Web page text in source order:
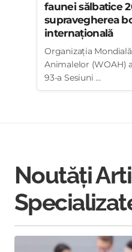
faunei sălbatice
supravegherea
internațională
Organizația
Animalelor (WOAH)
93-a Sesiuni ...
Noutăți